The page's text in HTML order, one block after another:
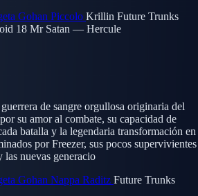
Gohan Piccolo Krillin Future Trunks
18 Mr Satan — Hercule
de sangre orgullosa originaria del
su amor al combate, su capacidad de
batalla y la legendaria transformación en
por Freezer, sus pocos supervivientes
nuevas generacio
Gohan Nappa Raditz Future Trunks